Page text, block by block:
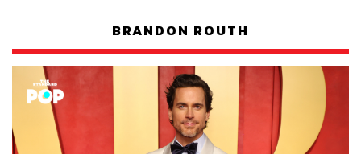
BRANDON ROUTH